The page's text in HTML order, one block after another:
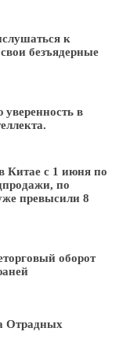
к
безъядерные
уверенность в
Китае с 1 июня по
по
превысили 8
оборот
Отрадных